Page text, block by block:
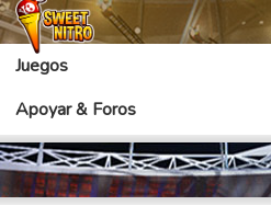
Juegos
Apoyar & Foros